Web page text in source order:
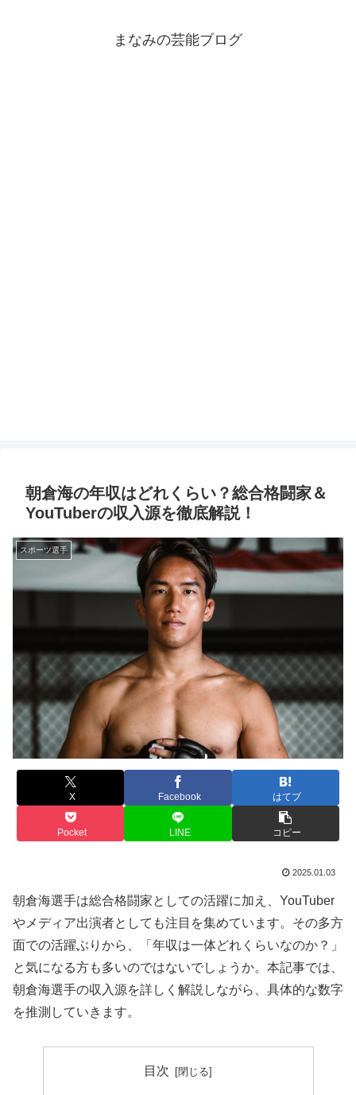
まなみの芸能ブログ
朝倉海の年収はどれくらい？総合格闘家＆
YouTuberの収入源を徹底解説！
スポーツ選手
X Facebook はてブ
Pocket LINE コピー
2025.01.03
朝倉海選手は総合格闘家としての活躍に加え、YouTuber
やメディア出演者としても注目を集めています。その多方
面での活躍ぶりから、「年収は一体どれくらいなのか？」
と気になる方も多いのではないでしょうか。本記事では、
朝倉海選手の収入源を詳しく解説しながら、具体的な数字
を推測していきます。
目次